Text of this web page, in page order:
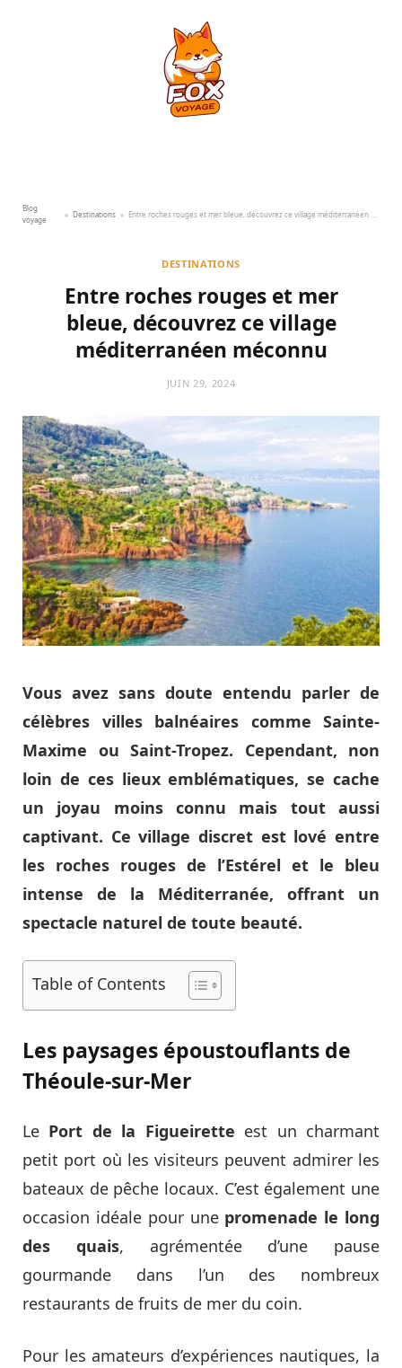
Blog
voyage
» Destinations »
DESTINATIONS
Entre roches rouges et mer
bleue, découvrez ce village
méditerranéen méconnu
JUIN 29, 2024
Vous avez sans doute entendu parler de
célèbres villes balnéaires comme Sainte-
Maxime ou Saint-Tropez. Cependant, non
loin de ces lieux emblématiques, se cache
un joyau moins connu mais tout aussi
captivant. Ce village discret est lové entre
les roches rouges de l’Estérel et le bleu
intense de la Méditerranée, offrant un
spectacle naturel de toute beauté.
Table of Contents
Les paysages époustouflants de
Théoule-sur-Mer
Le Port de la Figueirette est un charmant
petit port où les visiteurs peuvent admirer les
bateaux de pêche locaux. C’est également une
occasion idéale pour une promenade le long
des quais, agrémentée d’une pause
gourmande dans l’un des nombreux
restaurants de fruits de mer du coin.
Pour les amateurs d’expériences nautiques, la